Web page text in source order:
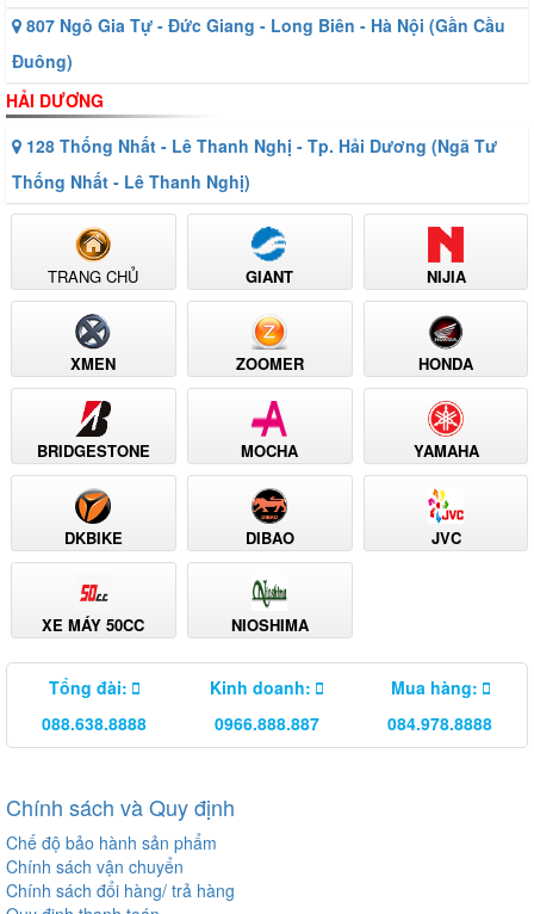
807 Ngô Gia Tự - Đức Giang - Long Biên - Hà Nội (Gần Cầu
Đuông)
HẢI DƯƠNG
128 Thống Nhất - Lê Thanh Nghị - Tp. Hải Dương (Ngã Tư
Thống Nhất - Lê Thanh Nghị)
TRANG CHỦ GIANT NIJIA
XMEN ZOOMER HONDA
BRIDGESTONE MOCHA YAMAHA
DKBIKE DIBAO JVC
XE MÁY 50CC NIOSHIMA
Tổng đài:
088.638.8888
Kinh doanh:
0966.888.887
Mua hàng:
084.978.8888
Chính sách và Quy định
Chế độ bảo hành sản phẩm
Chính sách vận chuyển
Chính sách đổi hàng/ trả hàng